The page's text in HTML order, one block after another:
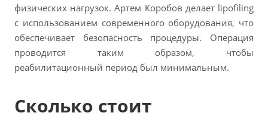
физических нагрузок. Артем Коробов делает lipofiling
с использованием современного оборудования, что
обеспечивает безопасность процедуры. Операция
проводится таким образом, чтобы
реабилитационный период был минимальным.
Сколько стоит